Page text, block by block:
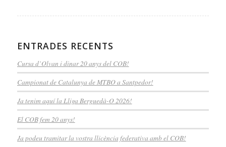
ENTRADES RECENTS
Cursa d’Olvan i dinar 20 anys del COB!
Campionat de Catalunya de MTBO a Santpedor!
Ja tenim aquí la Lliga Berguedà-O 2026!
El COB fem 20 anys!
Ja podeu tramitar la vostra llicència federativa amb el COB!